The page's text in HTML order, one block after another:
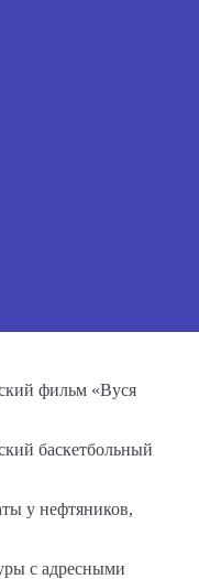
фильм «Вуся
баскетбольный
у нефтяников,
с адресными